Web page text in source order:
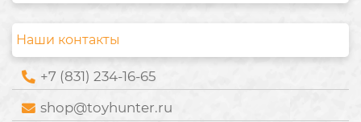
Наши контакты
+7 (831) 234-16-65
shop@toyhunter.ru